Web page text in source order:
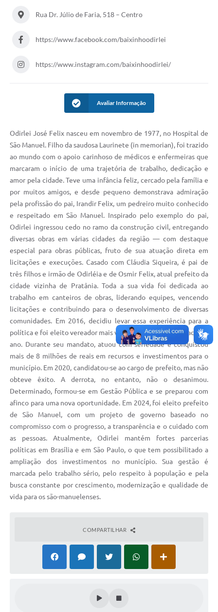
Rua Dr. Júlio de Faria, 518 – Centro
https://www.facebook.com/baixinhoodirlei
https://www.instagram.com/baixinhoodirlei/
Avaliar Informação
Odirlei José Felix nasceu em novembro de 1977, no Hospital de
São Manuel. Filho da saudosa Laurinete (in memorian), foi trazido
ao mundo com o apoio carinhoso de médicos e enfermeiras que
marcaram o início de uma trajetória de trabalho, dedicação e
amor pela cidade. Teve uma infância feliz, cercado pela família e
por muitos amigos, e desde pequeno demonstrava admiração
pela profissão do pai, Irandir Felix, um pedreiro muito conhecido
e respeitado em São Manuel. Inspirado pelo exemplo do pai,
Odirlei ingressou cedo no ramo da construção civil, entregando
diversas obras em várias cidades da região — com destaque
especial para obras públicas, fruto de sua atuação direta em
licitações e execuções. Casado com Cláudia Siqueira, é pai de
três filhos e irmão de Odirléia e de Osmir Felix, atual prefeito da
cidade vizinha de Pratânia. Toda a sua vida foi dedicada ao
trabalho em canteiros de obras, liderando equipes, vencendo
licitações e contribuindo para o desenvolvimento de diversas
comunidades. Em 2016, decidiu levar essa experiência para a
política e foi eleito vereador mais votado de São Manuel naquele
ano. Durante seu mandato, atuou com seriedade e conquistou
mais de 8 milhões de reais em recursos e investimentos para o
município. Em 2020, candidatou-se ao cargo de prefeito, mas não
obteve êxito. A derrota, no entanto, não o desanimou.
Determinado, formou-se em Gestão Pública e se preparou com
afinco para uma nova oportunidade. Em 2024, foi eleito prefeito
de São Manuel, com um projeto de governo baseado no
compromisso com o progresso, a transparência e o cuidado com
as pessoas. Atualmente, Odirlei mantém fortes parcerias
políticas em Brasília e em São Paulo, o que tem possibilitado a
ampliação dos investimentos no município. Sua gestão é
marcada pelo trabalho sério, pelo respeito à população e pela
busca constante por crescimento, modernização e qualidade de
vida para os são-manuelenses.
COMPARTILHAR